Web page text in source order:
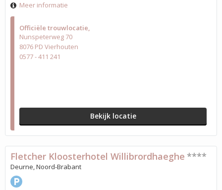
Officiële trouwlocatie
Nunspeterweg 70
8076 PD Vierhouten
0577 - 411 241
Bekijk locatie
Meer informatie
Fletcher Kloosterhotel Willibrordhaeghe ****
Deurne, Noord-Brabant